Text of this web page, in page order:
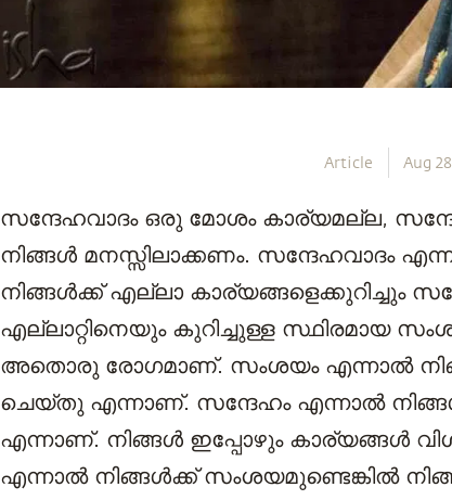
Article Aug
സന്ദേഹവാദം ഒരു മോശം കാര്യമല്ല,
നിങ്ങൾ മനസ്സിലാക്കണം. സന്ദേഹവാദം
നിങ്ങൾക്ക് എല്ലാ കാര്യങ്ങളെക്കുറിച്ചും
എല്ലാറ്റിനെയും കുറിച്ചുള്ള സ്ഥിരമായ
അതൊരു രോഗമാണ്. സംശയം എന്നാൽ
ചെയ്തു എന്നാണ്. സന്ദേഹം എന്നാൽ
എന്നാണ്. നിങ്ങൾ ഇപ്പോഴും കാര്യങ്ങൾ
എന്നാൽ നിങ്ങൾക്ക് സംശയമുണ്ടെങ്കിൽ